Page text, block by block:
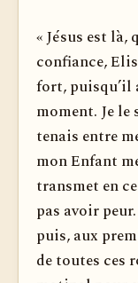
« Jésus est
confiance,
fort, puisqu’il
moment. Je
tenais entre
mon Enfant
transmet en
pas avoir
puis, aux
de toutes ces